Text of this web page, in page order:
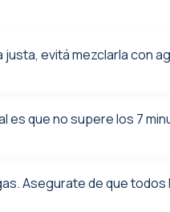
evitá mezclarla con
es que no supere los 7
Asegurate de que